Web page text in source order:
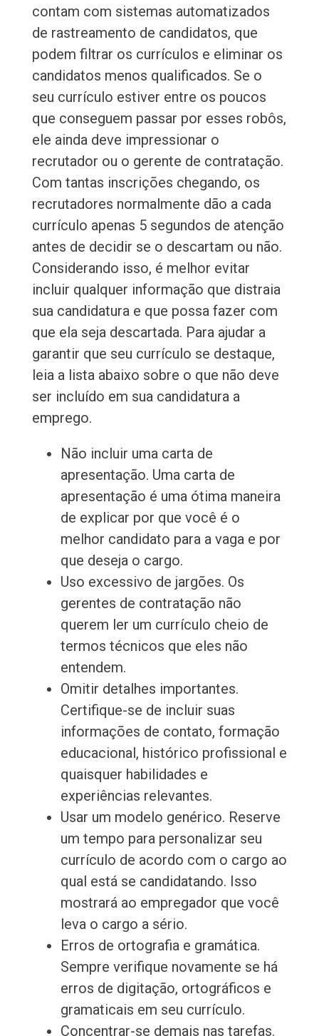
contam com sistemas automatizados
de rastreamento de candidatos, que
podem filtrar os currículos e eliminar os
candidatos menos qualificados. Se o
seu currículo estiver entre os poucos
que conseguem passar por esses robôs,
ele ainda deve impressionar o
recrutador ou o gerente de contratação.
Com tantas inscrições chegando, os
recrutadores normalmente dão a cada
currículo apenas 5 segundos de atenção
antes de decidir se o descartam ou não.
Considerando isso, é melhor evitar
incluir qualquer informação que distraia
sua candidatura e que possa fazer com
que ela seja descartada. Para ajudar a
garantir que seu currículo se destaque,
leia a lista abaixo sobre o que não deve
ser incluído em sua candidatura a
emprego.
Não incluir uma carta de
apresentação. Uma carta de
apresentação é uma ótima maneira
de explicar por que você é o
melhor candidato para a vaga e por
que deseja o cargo.
Uso excessivo de jargões. Os
gerentes de contratação não
querem ler um currículo cheio de
termos técnicos que eles não
entendem.
Omitir detalhes importantes.
Certifique-se de incluir suas
informações de contato, formação
educacional, histórico profissional e
quaisquer habilidades e
experiências relevantes.
Usar um modelo genérico. Reserve
um tempo para personalizar seu
currículo de acordo com o cargo ao
qual está se candidatando. Isso
mostrará ao empregador que você
leva o cargo a sério.
Erros de ortografia e gramática.
Sempre verifique novamente se há
erros de digitação, ortográficos e
gramaticais em seu currículo.
Concentrar-se demais nas tarefas.